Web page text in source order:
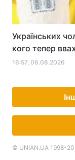
Українських
кого тепер
16:57, 06.08.2026
© UNIAN.UA 1998-